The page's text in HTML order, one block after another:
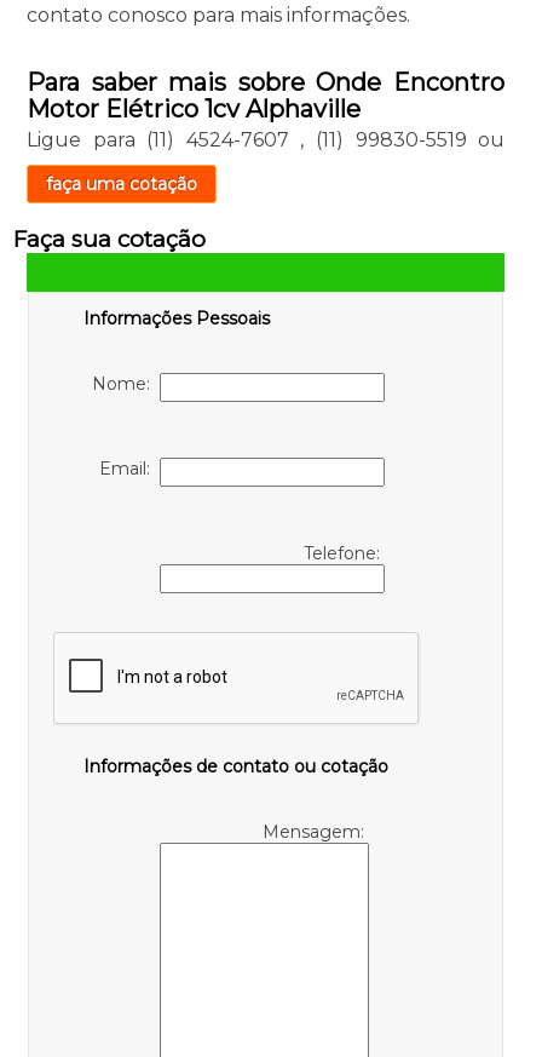
contato conosco para mais informações.
Para saber mais sobre Onde Encontro
Motor Elétrico 1cv Alphaville
Ligue para (11) 4524-7607 , (11) 99830-5519 ou
faça uma cotação
Faça sua cotação
Informações Pessoais
Nome:
Email:
Telefone:
Informações de contato ou cotação
Mensagem: